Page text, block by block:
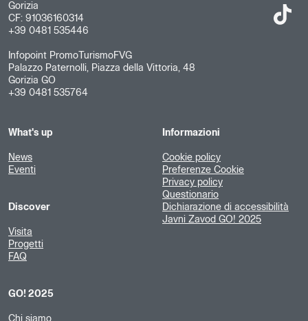
Gorizia
CF: 91036160314
+39 0481 535446
Infopoint PromoTurismoFVG
Palazzo Paternolli, Piazza della Vittoria, 48
Gorizia GO
+39 0481 535764
What's up
News
Eventi
Discover
Visita
Progetti
FAQ
GO! 2025
Chi siamo
Informazioni
Cookie policy
Preferenze Cookie
Privacy policy
Questionario
Dichiarazione di accessibilità
Javni Zavod GO! 2025